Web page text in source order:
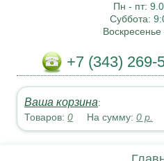
Пн - пт:
Суббота:
Воскресенье
+7 (343) 269-
Ваша корзина:
Товаров:0 На сумму:0 р.